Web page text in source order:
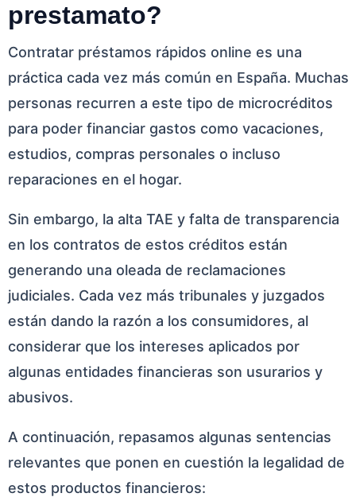
prestamato?
Contratar préstamos rápidos online es una
práctica cada vez más común en España. Muchas
personas recurren a este tipo de microcréditos
para poder financiar gastos como vacaciones,
estudios, compras personales o incluso
reparaciones en el hogar.
Sin embargo, la alta TAE y falta de transparencia
en los contratos de estos créditos están
generando una oleada de reclamaciones
judiciales. Cada vez más tribunales y juzgados
están dando la razón a los consumidores, al
considerar que los intereses aplicados por
algunas entidades financieras son usurarios y
abusivos.
A continuación, repasamos algunas sentencias
relevantes que ponen en cuestión la legalidad de
estos productos financieros: